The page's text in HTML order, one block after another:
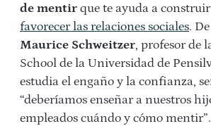
de mentir que te ayuda a
favorecer las relaciones sociales.
Maurice Schweitzer, profesor de
School de la Universidad de
estudia el engaño y la confianza,
“deberíamos enseñar a nuestros
empleados cuándo y cómo mentir”.